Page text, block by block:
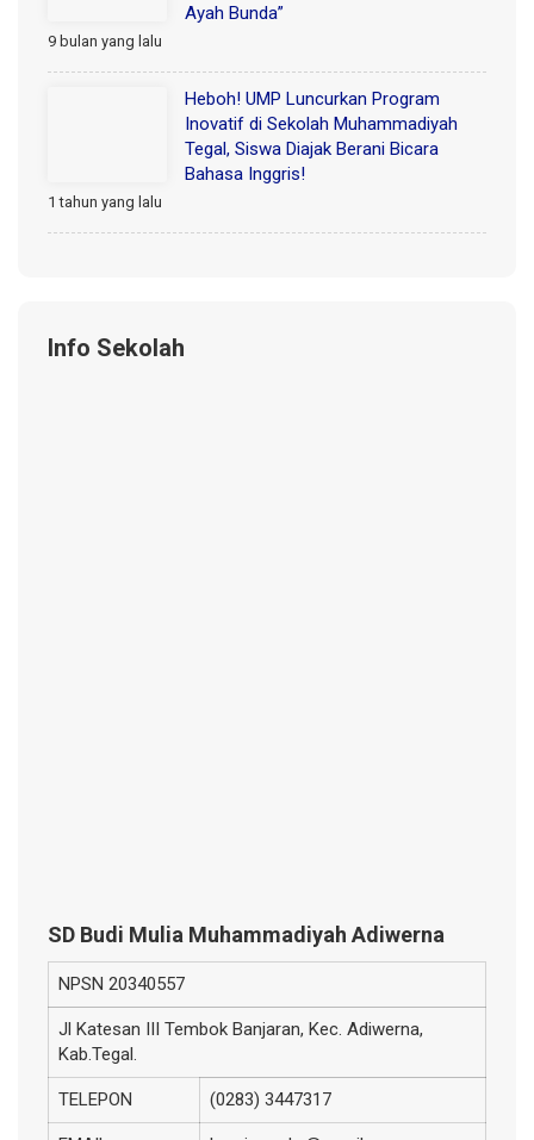
Ayah Bunda”
9 bulan yang lalu
Heboh! UMP Luncurkan Program
Inovatif di Sekolah Muhammadiyah
Tegal, Siswa Diajak Berani Bicara
Bahasa Inggris!
1 tahun yang lalu
Info Sekolah
SD Budi Mulia Muhammadiyah Adiwerna
NPSN 20340557
Jl Katesan III Tembok Banjaran, Kec. Adiwerna,
Kab.Tegal.
TELEPON (0283) 3447317